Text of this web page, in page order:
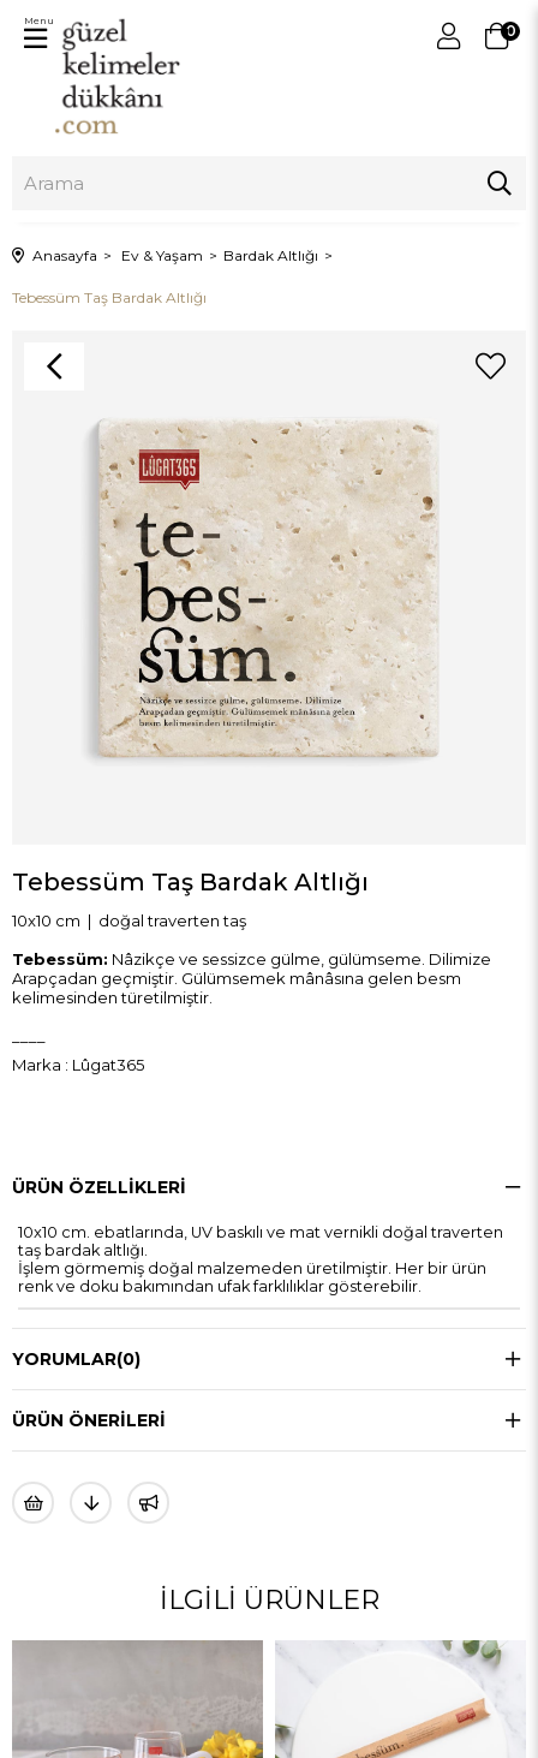
0
Menu
Anasayfa Ev & Yaşam Bardak Altlığı
Tebessüm Taş Bardak Altlığı
Tebessüm Taş Bardak Altlığı
10x10 cm | doğal traverten taş
Tebessüm: Nâzikçe ve sessizce gülme, gülümseme. Dilimize
Arapçadan geçmiştir. Gülümsemek mânâsına gelen besm
kelimesinden türetilmiştir.
Marka : Lûgat365
ÜRÜN ÖZELLIKLERI
10x10 cm. ebatlarında, UV baskılı ve mat vernikli doğal traverten
taş bardak altlığı.
İşlem görmemiş doğal malzemeden üretilmiştir. Her bir ürün
renk ve doku bakımından ufak farklılıklar gösterebilir.
YORUMLAR(0)
ÜRÜN ÖNERILERI